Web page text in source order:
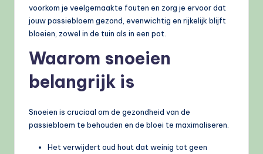
voorkom je veelgemaakte fouten en zorg je ervoor dat
jouw passiebloem gezond, evenwichtig en rijkelijk blijft
bloeien, zowel in de tuin als in een pot.
Waarom snoeien
belangrijk is
Snoeien is cruciaal om de gezondheid van de
passiebloem te behouden en de bloei te maximaliseren.
Het verwijdert oud hout dat weinig tot geen